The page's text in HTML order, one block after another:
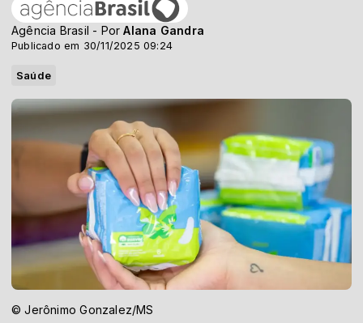
Agência Brasil - PorAlana Gandra
Publicado em 30/11/2025 09:24
Saúde
© Jerônimo Gonzalez/MS